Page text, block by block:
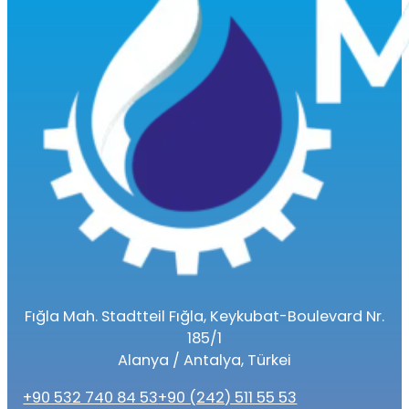
Fığla Mah. Stadtteil Fığla, Keykubat-Boulevard Nr.
185/1
Alanya / Antalya, Türkei
+90 532 740 84 53+90 (242) 511 55 53